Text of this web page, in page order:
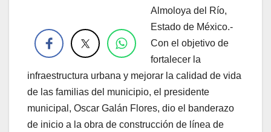
Almoloya del Río,
Estado de México.-
Con el objetivo de
fortalecer la
infraestructura urbana y mejorar la calidad de vida
de las familias del municipio, el presidente
municipal, Oscar Galán Flores, dio el banderazo
de inicio a la obra de construcción de línea de